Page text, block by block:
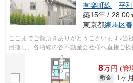
有楽町線 「平
築15年 / 28.00
東京都練馬区
ここまでご覧頂きありがとうございます♪当
目指し、各沿線の各不動産会社様へ直接ご挨
様へ提供しております！最新の情報は...
8万円 (管
敷金 1ヶ月